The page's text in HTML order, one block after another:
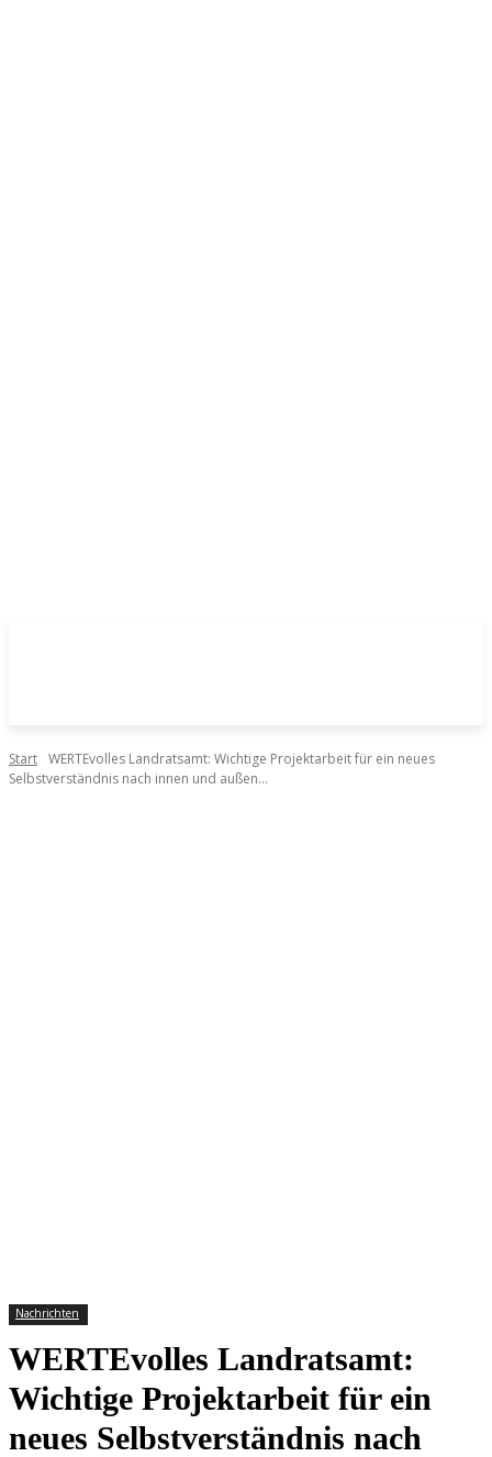
Start WERTEvolles Landratsamt: Wichtige Projektarbeit für ein neues
Selbstverständnis nach innen und außen...
Nachrichten
WERTEvolles Landratsamt:
Wichtige Projektarbeit für ein
neues Selbstverständnis nach